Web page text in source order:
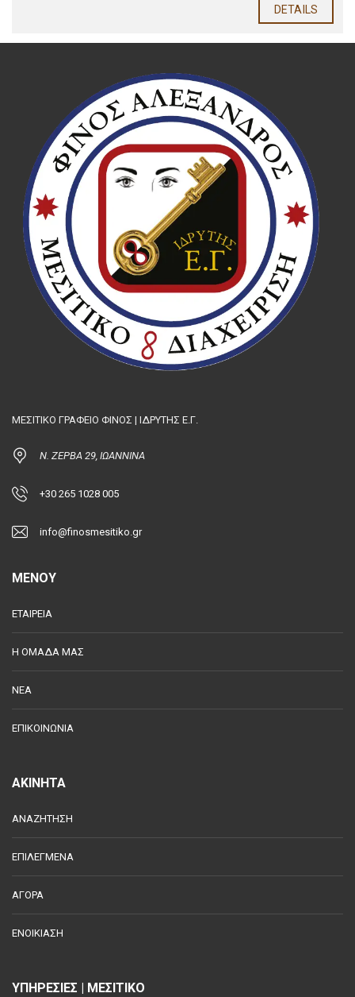
DETAILS
ΜΕΣΙΤΙΚΟ ΓΡΑΦΕΙΟ ΦΙΝΟΣ | ΙΔΡΥΤΗΣ Ε.Γ.
Ν. ΖΕΡΒΑ 29, ΙΩΑΝΝΙΝΑ
+30 265 1028 005
info@finosmesitiko.gr
MENOY
ΕΤΑΙΡΕΙΑ
Η ΟΜΑΔΑ ΜΑΣ
ΝΕΑ
ΕΠΙΚΟΙΝΩΝΙΑ
ΑΚΙΝΗΤΑ
ΑΝΑΖΗΤΗΣΗ
ΕΠΙΛΕΓΜΕΝΑ
ΑΓΟΡΑ
ΕΝΟΙΚΙΑΣΗ
ΥΠΗΡΕΣΙΕΣ | ΜΕΣΙΤΙΚΟ